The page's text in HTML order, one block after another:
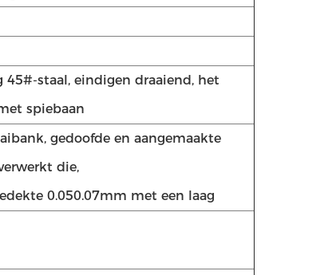
45#-staal, eindigen draaiend, het
spiebaan
gedoofde en aangemaakte
die,
0.050.07mm met een laag